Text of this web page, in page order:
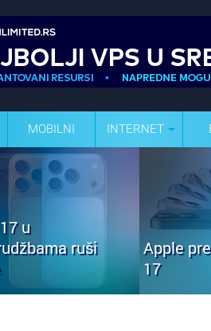
MOBILNI INTERNET
u
ruši
Apple
17